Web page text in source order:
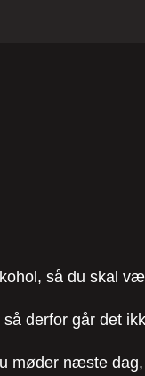
så du skal
derfor går det
møder næste